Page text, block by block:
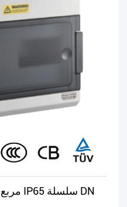
DN سلسلة IP65 مربع توزيع للماء